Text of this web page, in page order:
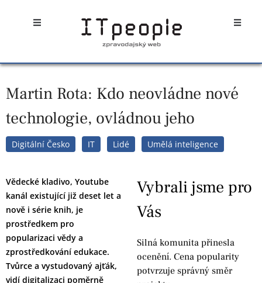
Open Open
Martin Rota: Kdo neovládne nové
technologie, ovládnou jeho
Digitální Česko IT Lidé Umělá inteligence
Vědecké kladivo, Youtube
kanál existující již deset let a
nově i série knih, je
prostředkem pro
popularizaci vědy a
zprostředkování edukace.
Tvůrce a vystudovaný ajťák,
vidí digitalizaci poměrně
Vybrali jsme pro
Vás
Silná komunita přinesla
ocenění. Cena popularity
potvrzuje správný směr